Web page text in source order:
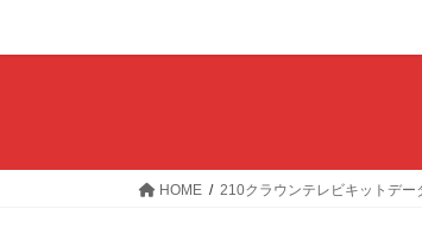
ス
ン
HOME 210クラウンテレビキットデ